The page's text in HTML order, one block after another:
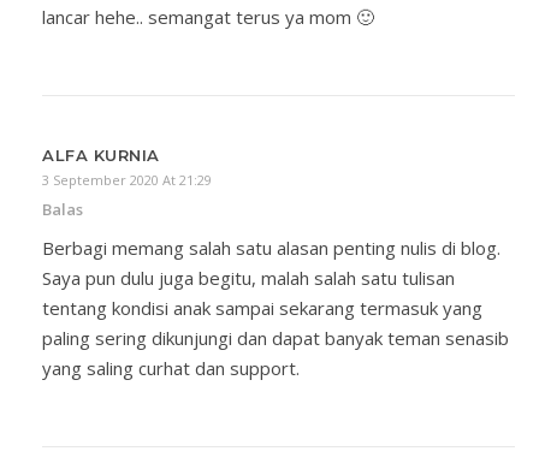
lancar hehe.. semangat terus ya mom 🙂
ALFA KURNIA
3 September 2020 At 21:29
Balas
Berbagi memang salah satu alasan penting nulis di blog.
Saya pun dulu juga begitu, malah salah satu tulisan
tentang kondisi anak sampai sekarang termasuk yang
paling sering dikunjungi dan dapat banyak teman senasib
yang saling curhat dan support.